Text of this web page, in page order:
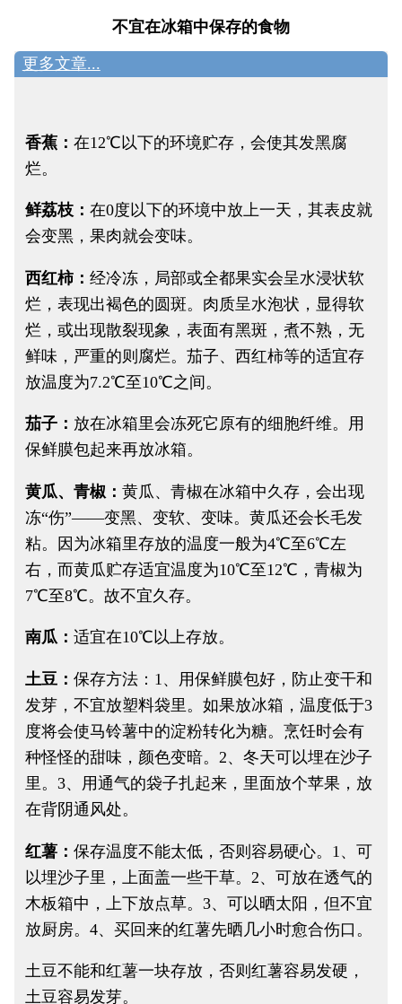
不宜在冰箱中保存的食物
更多文章...
香蕉： 在12℃以下的环境贮存，会使其发黑腐
烂。
鲜荔枝： 在0度以下的环境中放上一天，其表皮就
会变黑，果肉就会变味。
西红柿： 经冷冻，局部或全都果实会呈水浸状软
烂，表现出褐色的圆斑。肉质呈水泡状，显得软
烂，或出现散裂现象，表面有黑斑，煮不熟，无
鲜味，严重的则腐烂。茄子、西红柿等的适宜存
放温度为7.2℃至10℃之间。
茄子： 放在冰箱里会冻死它原有的细胞纤维。用
保鲜膜包起来再放冰箱。
黄瓜、青椒： 黄瓜、青椒在冰箱中久存，会出现
冻“伤”——变黑、变软、变味。黄瓜还会长毛发
粘。因为冰箱里存放的温度一般为4℃至6℃左
右，而黄瓜贮存适宜温度为10℃至12℃，青椒为
7℃至8℃。故不宜久存。
南瓜： 适宜在10℃以上存放。
土豆： 保存方法：1、用保鲜膜包好，防止变干和
发芽，不宜放塑料袋里。如果放冰箱，温度低于3
度将会使马铃薯中的淀粉转化为糖。烹饪时会有
种怪怪的甜味，颜色变暗。2、冬天可以埋在沙子
里。3、用通气的袋子扎起来，里面放个苹果，放
在背阴通风处。
红薯： 保存温度不能太低，否则容易硬心。1、可
以埋沙子里，上面盖一些干草。2、可放在透气的
木板箱中，上下放点草。3、可以晒太阳，但不宜
放厨房。4、买回来的红薯先晒几小时愈合伤口。
土豆不能和红薯一块存放，否则红薯容易发硬，
土豆容易发芽。